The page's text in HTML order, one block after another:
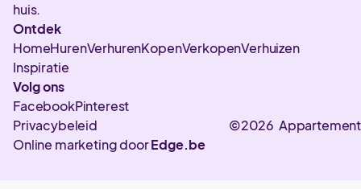
huis.
Ontdek
HomeHurenVerhurenKopenVerkopenVerhuizen
Inspiratie
Volg ons
FacebookPinterest
©2026
Privacybeleid
Online marketing doorEdge.be